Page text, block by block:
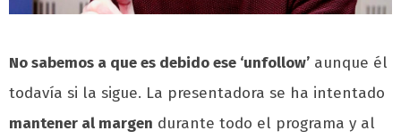
No sabemos a que es debido ese ‘unfollow’ aunque él
todavía si la sigue. La presentadora se ha intentado
mantener al margen durante todo el programa y al